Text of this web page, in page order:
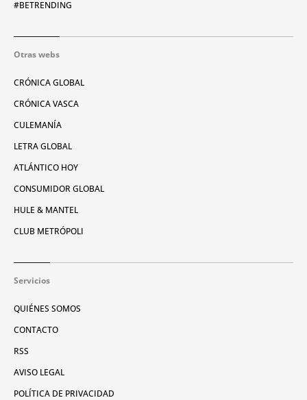
#BETRENDING
Otras webs
CRÓNICA GLOBAL
CRÓNICA VASCA
CULEMANÍA
LETRA GLOBAL
ATLÁNTICO HOY
CONSUMIDOR GLOBAL
HULE & MANTEL
CLUB METRÓPOLI
Servicios
QUIÉNES SOMOS
CONTACTO
RSS
AVISO LEGAL
POLÍTICA DE PRIVACIDAD